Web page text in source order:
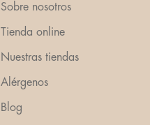
Sobre nosotros
Tienda online
Nuestras tiendas
Alérgenos
Blog